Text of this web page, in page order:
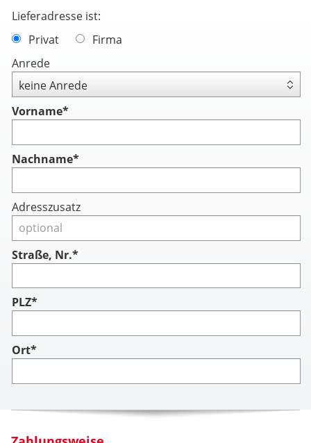
Lieferadresse ist:
Privat
Firma
Anrede
Vorname*
Nachname*
Adresszusatz
Straße, Nr.*
PLZ*
Ort*